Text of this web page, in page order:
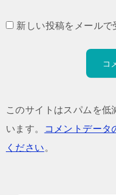
新しい投稿をメールで
このサイトはスパムを
います。
コメントデータ
ください。